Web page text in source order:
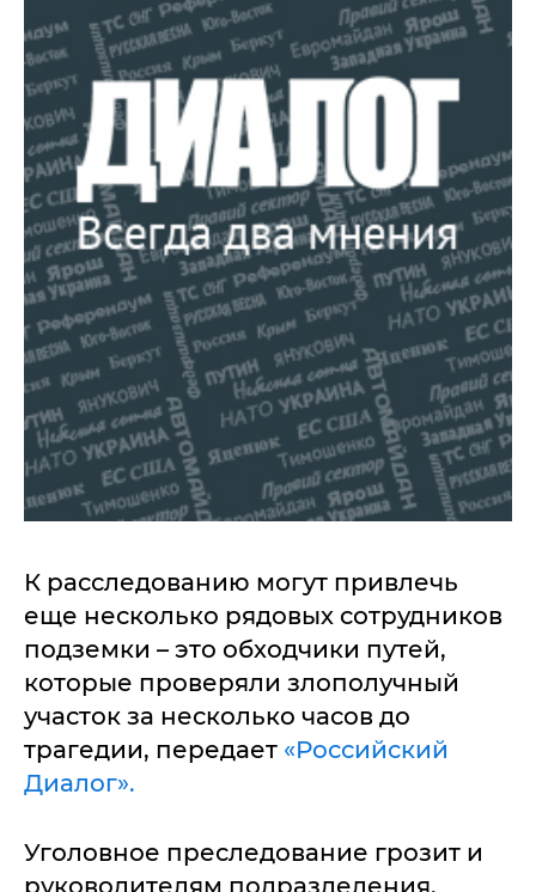
К расследованию могут привлечь
еще несколько рядовых сотрудников
подземки – это обходчики путей,
которые проверяли злополучный
участок за несколько часов до
трагедии, передает «Российский
Диалог».
Уголовное преследование грозит и
руководителям подразделения,